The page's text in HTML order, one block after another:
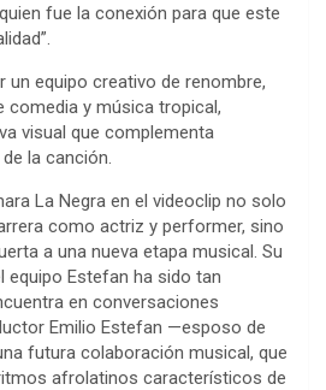
fue la conexión para que este
un equipo creativo de renombre,
comedia y música tropical,
visual que complementa
la canción.
La Negra en el videoclip no solo
como actriz y performer, sino
a una nueva etapa musical. Su
equipo Estefan ha sido tan
en conversaciones
Emilio Estefan —esposo de
futura colaboración musical, que
afrolatinos característicos de